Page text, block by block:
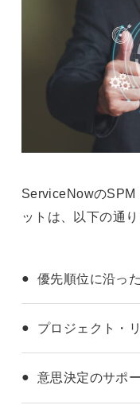
ServiceNowのSPM
ットは、以下の通り
優先順位に沿っ
プロジェクト・
意思決定のサポ